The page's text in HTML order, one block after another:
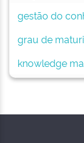
gestão do
grau de
knowledge